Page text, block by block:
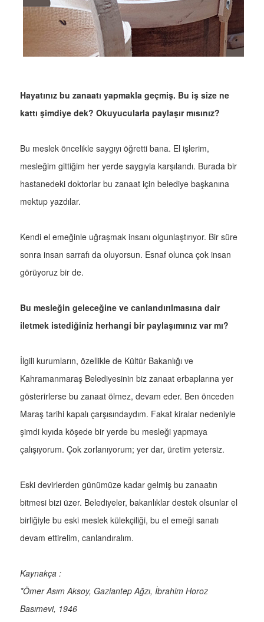
Hayatınız bu zanaatı yapmakla geçmiş. Bu iş size ne
kattı şimdiye dek? Okuyucularla paylaşır mısınız?
Bu meslek öncelikle saygıyı öğretti bana. El işlerim,
mesleğim gittiğim her yerde saygıyla karşılandı. Burada bir
hastanedeki doktorlar bu zanaat için belediye başkanına
mektup yazdılar.
Kendi el emeğinle uğraşmak insanı olgunlaştırıyor. Bir süre
sonra insan sarrafı da oluyorsun. Esnaf olunca çok insan
görüyoruz bir de.
Bu mesleğin geleceğine ve canlandırılmasına dair
iletmek istediğiniz herhangi bir paylaşımınız var mı?
İlgili kurumların, özellikle de Kültür Bakanlığı ve
Kahramanmaraş Belediyesinin biz zanaat erbaplarına yer
gösterirlerse bu zanaat ölmez, devam eder. Ben önceden
Maraş tarihi kapalı çarşısındaydım. Fakat kiralar nedeniyle
şimdi kıyıda köşede bir yerde bu mesleği yapmaya
çalışıyorum. Çok zorlanıyorum; yer dar, üretim yetersiz.
Eski devirlerden günümüze kadar gelmiş bu zanaatın
bitmesi bizi üzer. Belediyeler, bakanlıklar destek olsunlar el
birliğiyle bu eski meslek külekçiliği, bu el emeği sanatı
devam ettirelim, canlandıralım.
Kaynakça :
*Ömer Asım Aksoy, Gaziantep Ağzı, İbrahim Horoz
Basımevi, 1946